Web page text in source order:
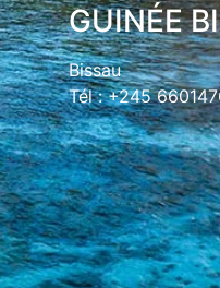
GUINÉE
Bissau
Tél : +245